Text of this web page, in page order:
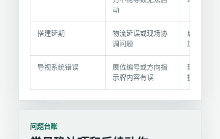
记
录
动
搭建延期
物流延误或现场协
调问题
启动应急
加人手加
导视系统错误
展位编号或方向指
示牌内容有误
现场重新
换导视牌
问题台账